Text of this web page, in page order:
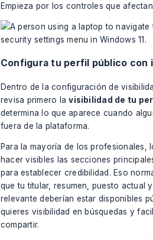
Empieza por los controles que
Configura tu perfil público con
Dentro de la configuración de
revisa primero lavisibilidad de tu
determina lo que aparece cuando
fuera de la plataforma.
Para la mayoría de los profesionales,
hacer visibles las secciones
para establecer credibilidad. Eso
que tu titular, resumen, puesto actual
relevante deberían estar disponibles
quieres visibilidad en búsquedas y
compartir.